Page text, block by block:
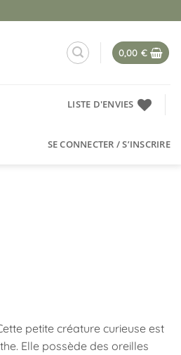
0,00 €
LISTE D'ENVIES
SE CONNECTER / S’INSCRIRE
petite créature curieuse est
Elle possède des oreilles